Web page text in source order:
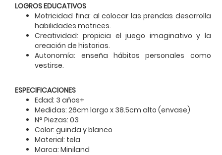
LOGROS EDUCATIVOS
Motricidad fina: al colocar las prendas desarrolla
habilidades motrices.
Creatividad: propicia el juego imaginativo y la
creación de historias.
Autonomía: enseña hábitos personales como
vestirse.
ESPECIFICACIONES
Edad: 3 años+
Medidas: 26cm largo x 38.5cm alto (envase)
N° Piezas: 03
Color: guinda y blanco
Material: tela
Marca: Miniland